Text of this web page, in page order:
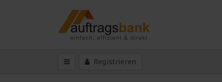
Registrieren